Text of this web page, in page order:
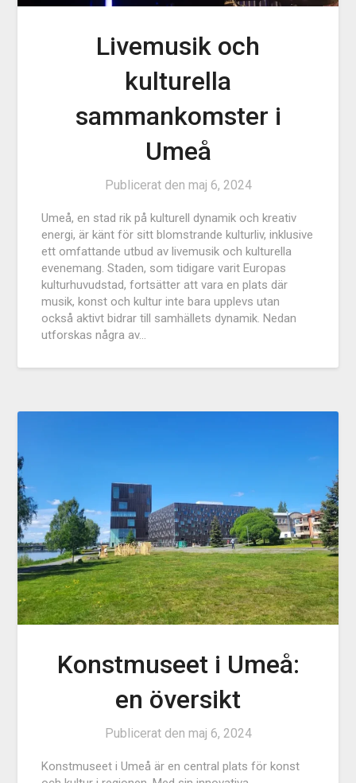
Livemusik och
kulturella
sammankomster i
Umeå
Publicerat den maj 6, 2024
Umeå, en stad rik på kulturell dynamik och kreativ
energi, är känt för sitt blomstrande kulturliv, inklusive
ett omfattande utbud av livemusik och kulturella
evenemang. Staden, som tidigare varit Europas
kulturhuvudstad, fortsätter att vara en plats där
musik, konst och kultur inte bara upplevs utan
också aktivt bidrar till samhällets dynamik. Nedan
utforskas några av…
Konstmuseet i Umeå:
en översikt
Publicerat den maj 6, 2024
Konstmuseet i Umeå är en central plats för konst